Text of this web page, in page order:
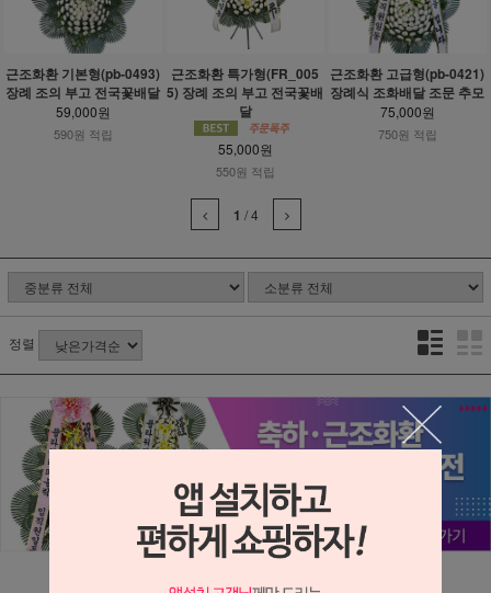
근조화환 기본형(pb-0493)
장례 조의 부고 전국꽃배달
59,000원
590원 적립
근조화환 특가형(FR_005
5) 장례 조의 부고 전국꽃배
달
55,000원
550원 적립
근조화환 고급형(pb-0421)
장례식 조화배달 조문 추모
75,000원
750원 적립
1 /4
정렬